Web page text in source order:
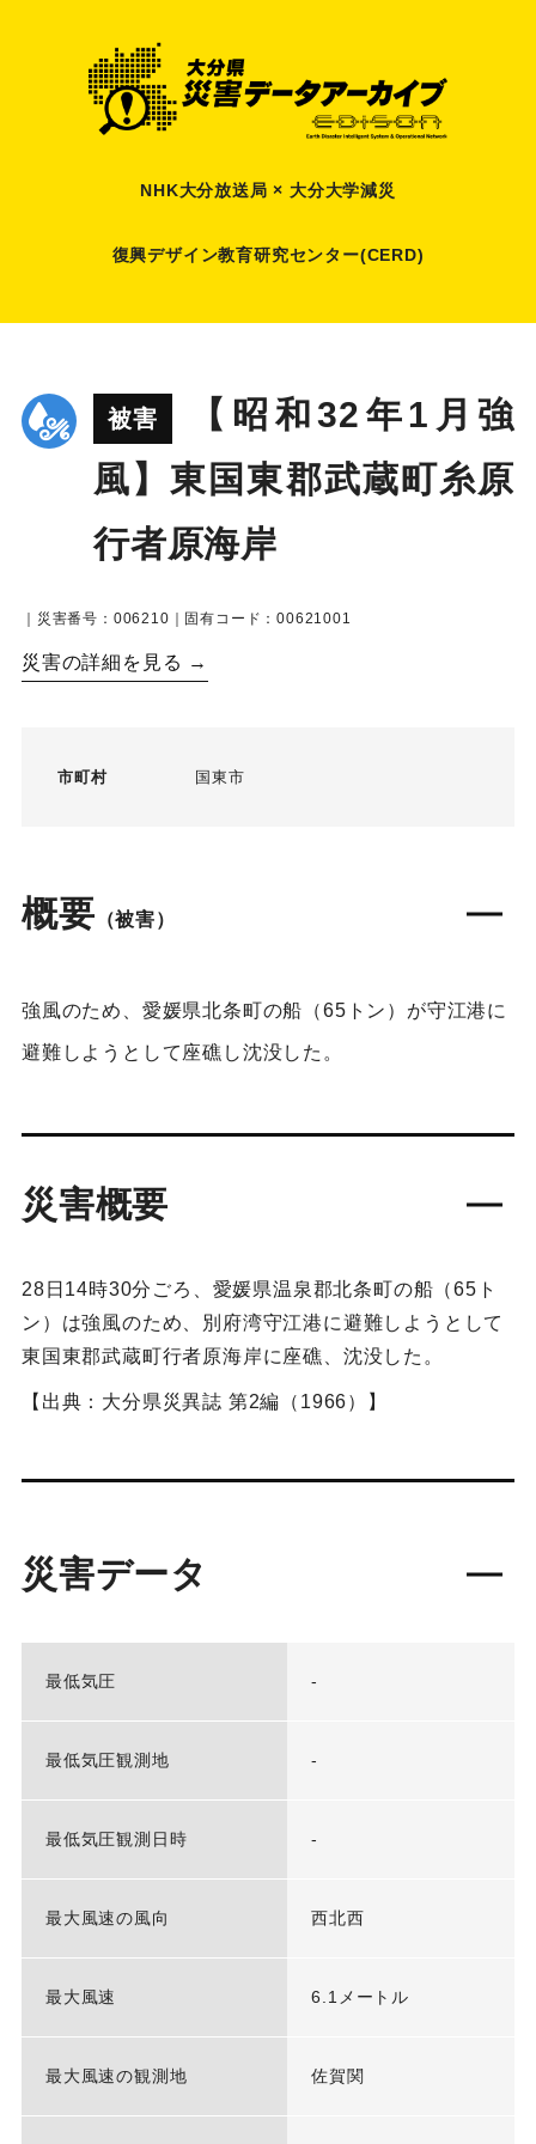
NHK大分放送局 × 大分大学減災
復興デザイン教育研究センター(CERD)
被害
【昭和32年1月強
風】東国東郡武蔵町糸原
行者原海岸
｜災害番号：006210｜固有コード：00621001
災害の詳細を見る →
市町村 国東市
概要 （被害）
強風のため、愛媛県北条町の船（65トン）が守江港に
避難しようとして座礁し沈没した。
災害概要
28日14時30分ごろ、愛媛県温泉郡北条町の船（65ト
ン）は強風のため、別府湾守江港に避難しようとして
東国東郡武蔵町行者原海岸に座礁、沈没した。
【出典：大分県災異誌 第2編（1966）】
災害データ
最低気圧 -
最低気圧観測地 -
最低気圧観測日時 -
最大風速の風向 西北西
最大風速 6.1メートル
最大風速の観測地 佐賀関